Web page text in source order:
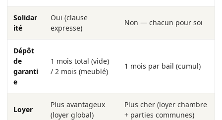
Solidar
ité
Oui (clause
expresse)
Non — chacun pour soi
Dépôt
de
garanti
e
1 mois total (vide)
/ 2 mois (meublé)
1 mois par bail (cumul)
Loyer
Plus avantageux
(loyer global)
Plus cher (loyer chambre
+ parties communes)